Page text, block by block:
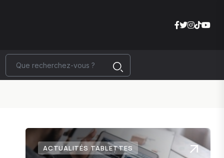
ACTUALITÉS TABLETTES